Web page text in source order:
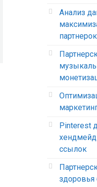
Анализ
партнерок
Pinterest
ссылок
здоровья